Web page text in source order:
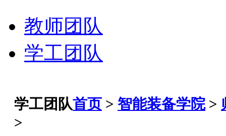
教师团队
学工团队
学工团队首页 > 智能装备学院>
>